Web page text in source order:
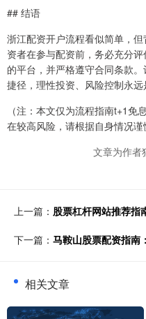
## 结语
浙江配资开户流程看似简单，
资者在参与配资前，务必充分
的平台，并严格遵守合同条款
捷径，理性投资、风险控制永远
（注：本文仅为流程指南t+1
在较高风险，请根据自身情况谨
文章为作者
上一篇： 股票杠杆网站推荐指
下一篇： 马鞍山股票配资指南
相关文章